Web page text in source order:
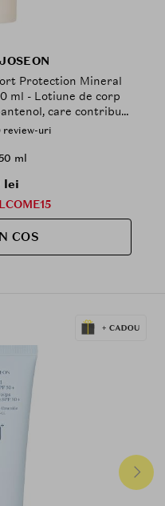
Protection Mineral
ml - Lotiune de corp
care contribuie
barierei cutanate
review-uri
ml
lei
COS